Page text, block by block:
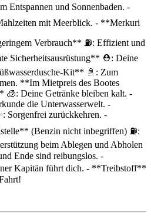
Entspannen und Sonnenbaden. -
mit Meerblick. - **Merkuri
Verbrauch** ⛽: Effizient und
Sicherheitsausrüstung** ⛑️: Deine
Kit** 🚿: Zum
**Im Mietpreis des Bootes
Deine Getränke bleiben kalt. -
die Unterwasserwelt. -
Sorgenfrei zurückkehren. -
(Benzin nicht inbegriffen) ⛽:
beim Ablegen und Abholen
Ende sind reibungslos. -
Kapitän führt dich. - **Treibstoff**